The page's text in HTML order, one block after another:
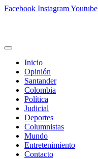
Facebook InstagramYoutube
Inicio
Opinión
Santander
Colombia
Política
Judicial
Deportes
Columnistas
Mundo
Entretenimiento
Contacto